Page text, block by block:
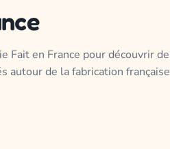
Fait en France pour découvrir
autour de la fabrication